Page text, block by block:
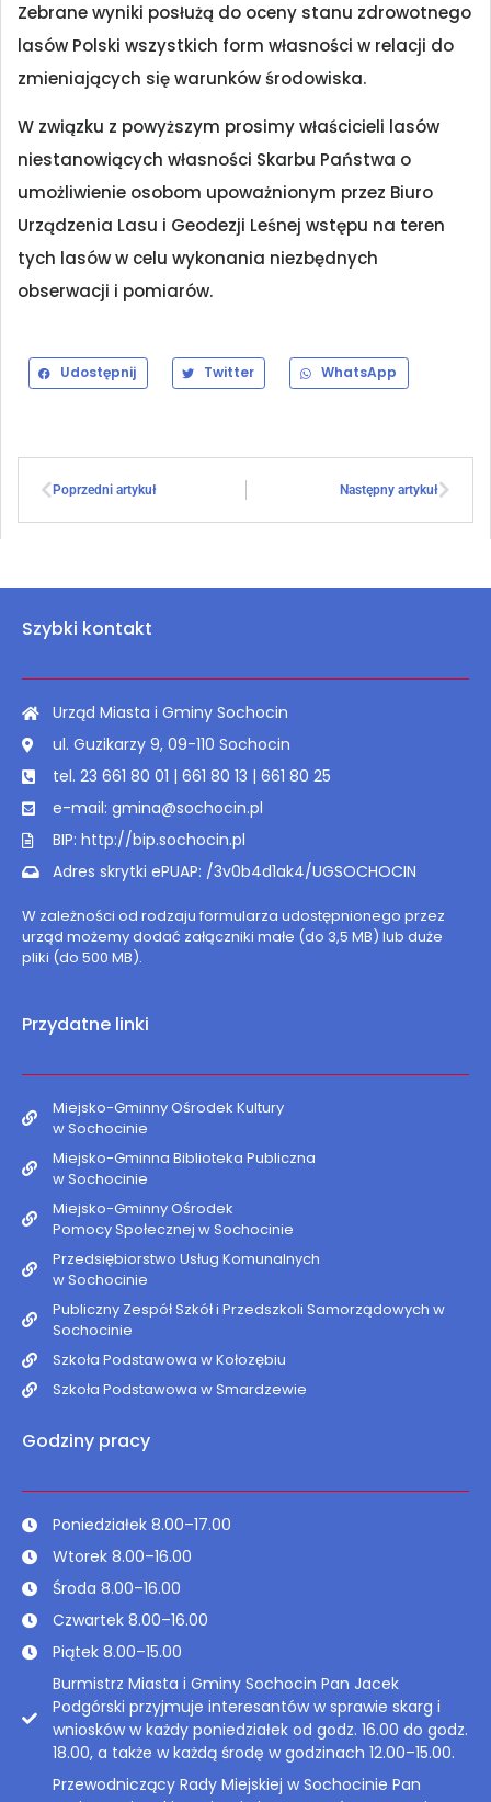
Zebrane wyniki posłużą do oceny stanu zdrowotnego
lasów Polski wszystkich form własności w relacji do
zmieniających się warunków środowiska.
W związku z powyższym prosimy właścicieli lasów
niestanowiących własności Skarbu Państwa o
umożliwienie osobom upoważnionym przez Biuro
Urządzenia Lasu i Geodezji Leśnej wstępu na teren
tych lasów w celu wykonania niezbędnych
obserwacji i pomiarów.
Udostępnij Twitter WhatsApp
Poprzedni artykuł Następny artykuł
Szybki kontakt
Urząd Miasta i Gminy Sochocin
ul. Guzikarzy 9, 09-110 Sochocin
tel. 23 661 80 01 | 661 80 13 | 661 80 25
e-mail: gmina@sochocin.pl
BIP: http://bip.sochocin.pl
Adres skrytki ePUAP: /3v0b4d1ak4/UGSOCHOCIN
W zależności od rodzaju formularza udostępnionego przez
urząd możemy dodać załączniki małe (do 3,5 MB) lub duże
pliki (do 500 MB).
Przydatne linki
Miejsko-Gminny Ośrodek Kultury
w Sochocinie
Miejsko-Gminna Biblioteka Publiczna
w Sochocinie
Miejsko-Gminny Ośrodek
Pomocy Społecznej w Sochocinie
Przedsiębiorstwo Usług Komunalnych
w Sochocinie
Publiczny Zespół Szkół i Przedszkoli Samorządowych w
Sochocinie
Szkoła Podstawowa w Kołozębiu
Szkoła Podstawowa w Smardzewie
Godziny pracy
Poniedziałek 8.00–17.00
Wtorek 8.00–16.00
Środa 8.00–16.00
Czwartek 8.00–16.00
Piątek 8.00–15.00
Burmistrz Miasta i Gminy Sochocin Pan Jacek
Podgórski przyjmuje interesantów w sprawie skarg i
wniosków w każdy poniedziałek od godz. 16.00 do godz.
18.00, a także w każdą środę w godzinach 12.00–15.00.
Przewodniczący Rady Miejskiej w Sochocinie Pan